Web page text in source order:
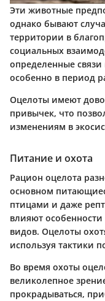
Эти животные
однако бывают
территории в
социальных
определенные
особенно в период
Оцелоты имеют
привычек, что
изменениям в
Питание и охота
Рацион оцелота
основном
птицами и даже
влияют
видов. Оцелоты
используя тактики
Во время охоты
великолепное
прокрадываться,